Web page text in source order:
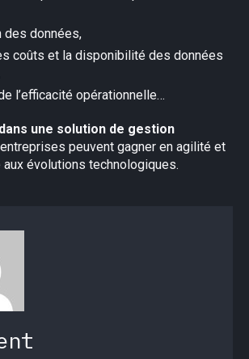
des données,
coûts et la disponibilité des données
l’efficacité opérationnelle…
une solution de gestion
peuvent gagner en agilité et
évolutions technologiques.